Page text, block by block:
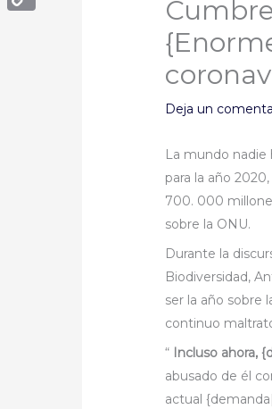
Deja un
La mundo nadie
para la año
700. 000
sobre la ONU.
Durante la
Biodiversidad,
ser la año sobre
continuo
“ Incluso ahora,
abusado de él
actual